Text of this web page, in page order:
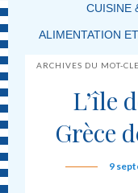
CUISINE
ALIMENTATION
ARCHIVES DU MOT-
L’île
Grèce
9